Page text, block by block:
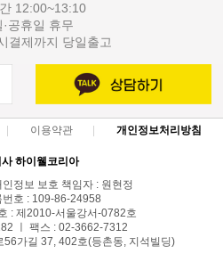
12:00~13:10
·공휴일 휴무
결제까지 당일출고
이용약관 개인정보처리방침
하이웰코리아
정보 보호 책임자 : 원현정
번호 : 109-86-24958
: 제2010-서울강서-0782호
ㅣ 팩스 : 02-3662-7312
56가길 37, 402호(등촌동, 지석빌딩)